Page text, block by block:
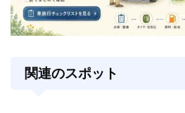
関連のスポット